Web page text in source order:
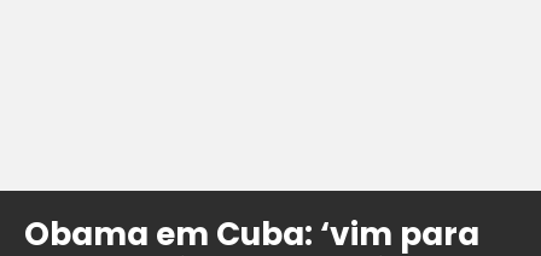
Obama em Cuba: ‘vim para